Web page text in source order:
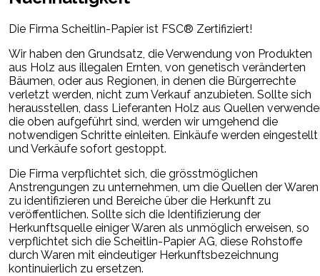
Die Firma Scheitlin-Papier ist FSC® Zertifiziert!
Wir haben den Grundsatz, die Verwendung von Produkten
aus Holz aus illegalen Ernten, von genetisch veränderten
Bäumen, oder aus Regionen, in denen die Bürgerrechte
verletzt werden, nicht zum Verkauf anzubieten. Sollte sich
herausstellen, dass Lieferanten Holz aus Quellen
die oben aufgeführt sind, werden wir umgehend die
notwendigen Schritte einleiten. Einkäufe werden eingestellt
und Verkäufe sofort gestoppt.
Die Firma verpflichtet sich, die grösstmöglichen
Anstrengungen zu unternehmen, um die Quellen der Waren
zu identifizieren und Bereiche über die Herkunft zu
veröffentlichen. Sollte sich die Identifizierung der
Herkunftsquelle einiger Waren als unmöglich erweisen, so
verpflichtet sich die Scheitlin-Papier AG, diese Rohstoffe
durch Waren mit eindeutiger Herkunftsbezeichnung
kontinuierlich zu ersetzen.